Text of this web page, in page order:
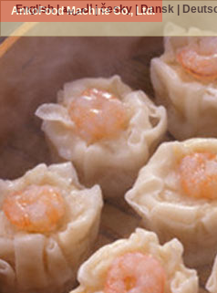
AnkoFood Machine Co., Ltd.
English|العربية|česky| Dansk|